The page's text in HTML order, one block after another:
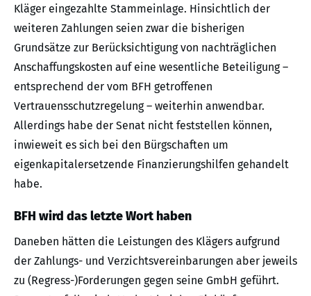
Kläger eingezahlte Stammeinlage. Hinsichtlich der
weiteren Zahlungen seien zwar die bisherigen
Grundsätze zur Berücksichtigung von nachträglichen
Anschaffungskosten auf eine wesentliche Beteiligung –
entsprechend der vom BFH getroffenen
Vertrauensschutzregelung – weiterhin anwendbar.
Allerdings habe der Senat nicht feststellen können,
inwieweit es sich bei den Bürgschaften um
eigenkapitalersetzende Finanzierungshilfen gehandelt
habe.
BFH wird das letzte Wort haben
Daneben hätten die Leistungen des Klägers aufgrund
der Zahlungs- und Verzichtsvereinbarungen aber jeweils
zu (Regress-)Forderungen gegen seine GmbH geführt.